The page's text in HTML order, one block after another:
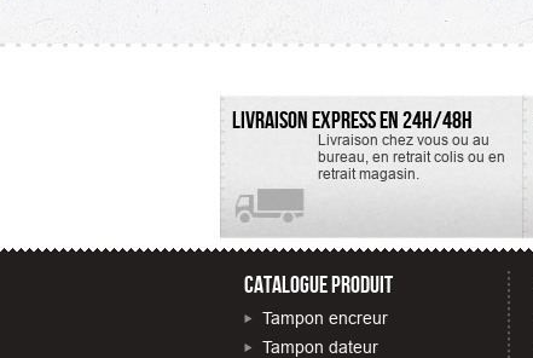
LIVRAISON EXPRESS EN 24H/48H
Livraison chez vous ou au
bureau, en retrait colis ou en
retrait magasin.
CATALOGUE PRODUIT
Tampon encreur
Tampon dateur